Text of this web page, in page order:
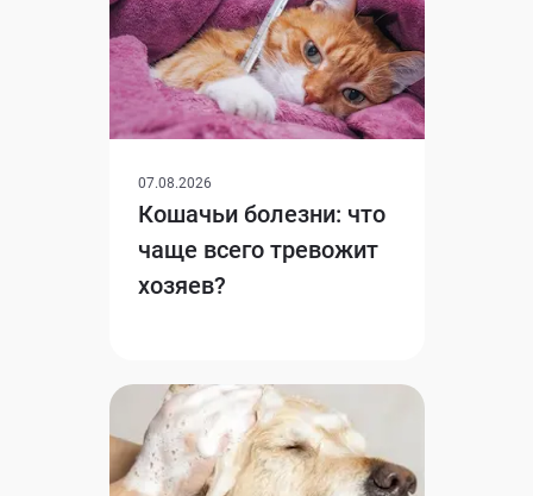
07.08.2026
Кошачьи болезни: что
чаще всего тревожит
хозяев?